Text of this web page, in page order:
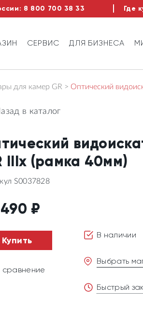
8 800 700 38 33 Где
СЕРВИС ДЛЯ БИЗНЕСА
для камер GR Оптический
в каталог
IIIx (рамка 40мм)
S0037828
₽
Купить
сравнение
В наличии
Выбрать
Быстрый